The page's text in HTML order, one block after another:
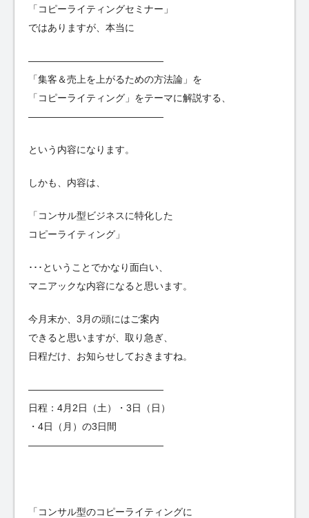
「コピーライティングセミナー」
ではありますが、本当に
——————————————
「集客＆売上を上がるための方法論」を
「コピーライティング」をテーマに解説する、
——————————————
という内容になります。
しかも、内容は、
「コンサル型ビジネスに特化した
コピーライティング」
･･･ということでかなり面白い、
マニアックな内容になると思います。
今月末か、3月の頭にはご案内
できると思いますが、取り急ぎ、
日程だけ、お知らせしておきますね。
——————————————
日程：4月2日（土）・3日（日）
・4日（月）の3日間
——————————————
「コンサル型のコピーライティングに